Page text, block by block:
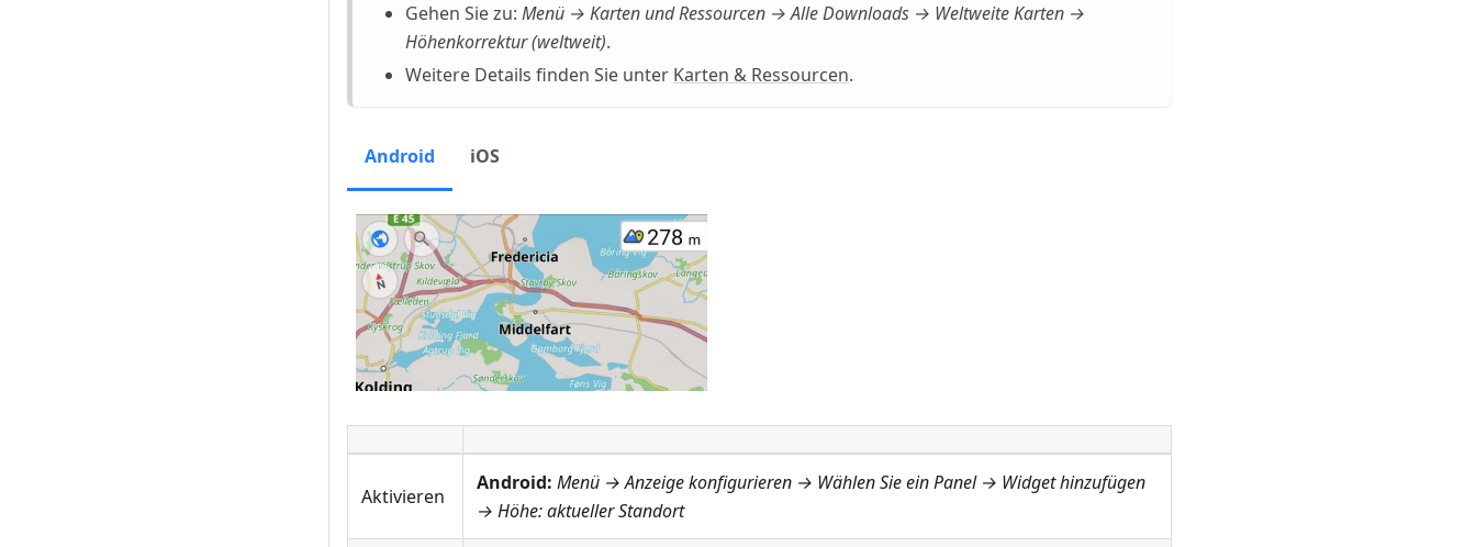
Gehen Sie zu: Menü → Karten und Ressourcen → Alle Downloads → Weltweite Karten →
Höhenkorrektur (weltweit).
Weitere Details finden Sie unter Karten & Ressourcen.
Android iOS
Aktivieren
Android: Menü → Anzeige konfigurieren → Wählen Sie ein Panel → Widget hinzufügen
→ Höhe: aktueller Standort